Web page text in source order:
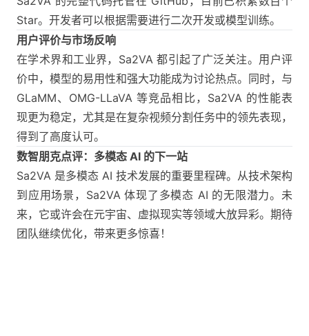
Star。开发者可以根据需要进行二次开发或模型训练。
用户评价与市场反响
在学术界和工业界，Sa2VA 都引起了广泛关注。用户评
价中，模型的易用性和强大功能成为讨论热点。同时，与
GLaMM、OMG-LLaVA 等竞品相比，Sa2VA 的性能表
现更为稳定，尤其是在复杂视频分割任务中的领先表现，
得到了高度认可。
数智朋克点评：多模态 AI 的下一站
Sa2VA 是多模态 AI 技术发展的重要里程碑。从技术架构
到应用场景，Sa2VA 体现了多模态 AI 的无限潜力。未
来，它或许会在元宇宙、虚拟现实等领域大放异彩。期待
团队继续优化，带来更多惊喜！